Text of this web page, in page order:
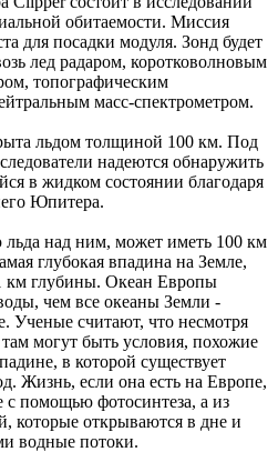
обитаемости. Миссия
для посадки модуля. Зонд будет
лед радаром, коротковолновым
топографическим
масс-спектрометром.
льдом толщиной 100 км. Под
надеются обнаружить
в жидком состоянии благодаря
Юпитера.
над ним, может иметь 100 км
глубокая впадина на Земле,
км глубины. Океан Европы
чем все океаны Земли -
Ученые считают, что несмотря
могут быть условия, похожие
в которой существует
Жизнь, если она есть на Европе,
помощью фотосинтеза, а из
которые открываются в дне и
водные потоки.